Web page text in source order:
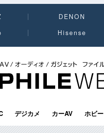
DENON
Hisense
ーディオ/ガジェット
デジカメ カーAV ホビー